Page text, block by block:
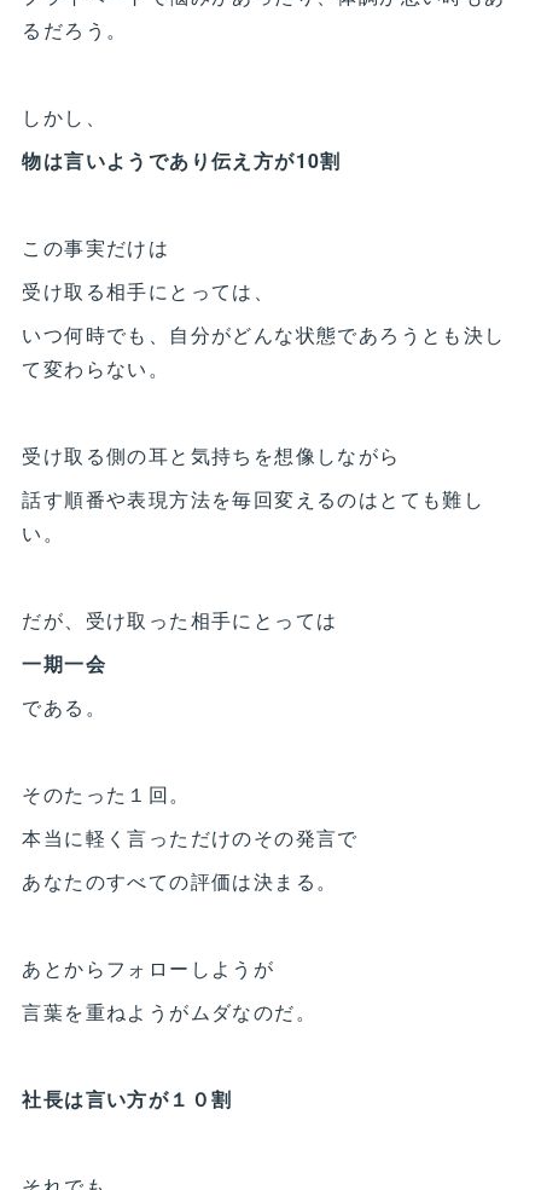
るだろう。
しかし、
物は言いようであり伝え方が10割
この事実だけは
受け取る相手にとっては、
いつ何時でも、自分がどんな状態であろうとも決し
て変わらない。
受け取る側の耳と気持ちを想像しながら
話す順番や表現方法を毎回変えるのはとても難し
い。
だが、受け取った相手にとっては
一期一会
である。
そのたった１回。
本当に軽く言っただけのその発言で
あなたのすべての評価は決まる。
あとからフォローしようが
言葉を重ねようがムダなのだ。
社長は言い方が１０割